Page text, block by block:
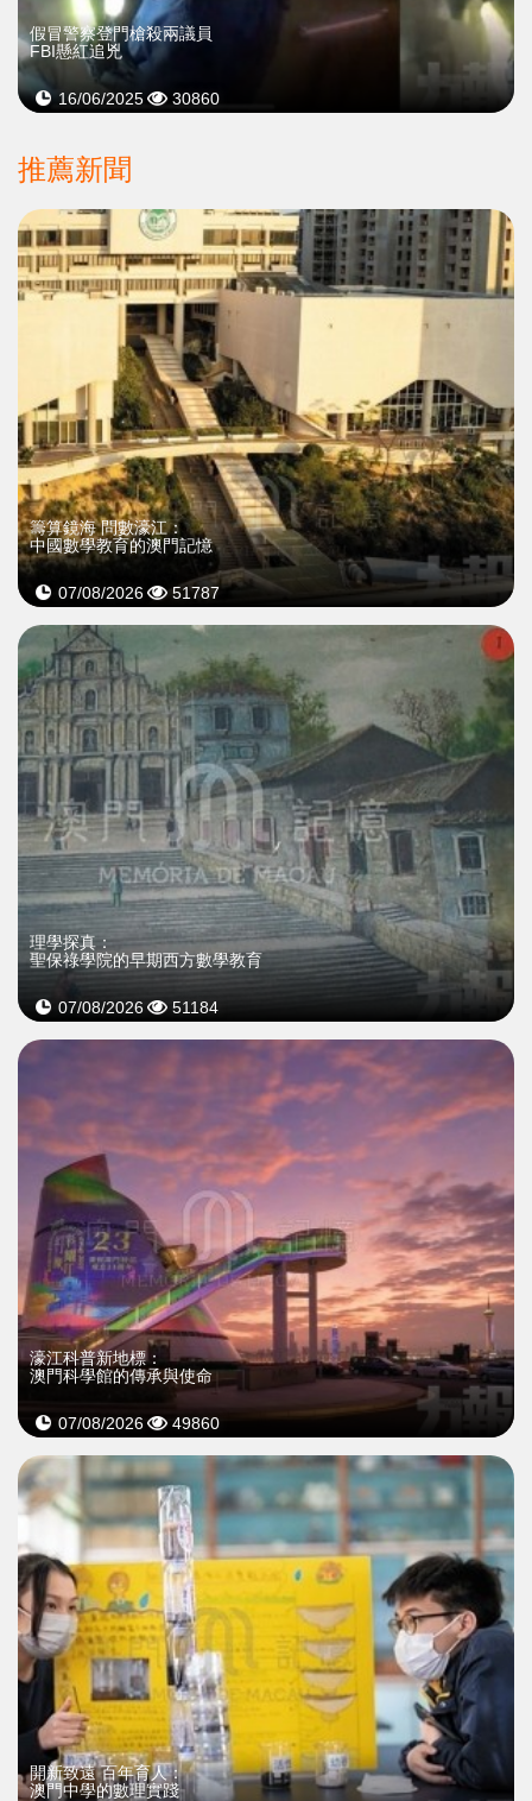
假冒警察登門槍殺兩議員
FBI懸紅追兇
16/06/2025 30860
推薦新聞
籌算鏡海 問數濠江：
中國數學教育的澳門記憶
07/08/2026 51787
理學探真：
聖保祿學院的早期西方數學教育
07/08/2026 51184
濠江科普新地標：
澳門科學館的傳承與使命
07/08/2026 49860
開新致遠 百年育人：
澳門中學的數理實踐